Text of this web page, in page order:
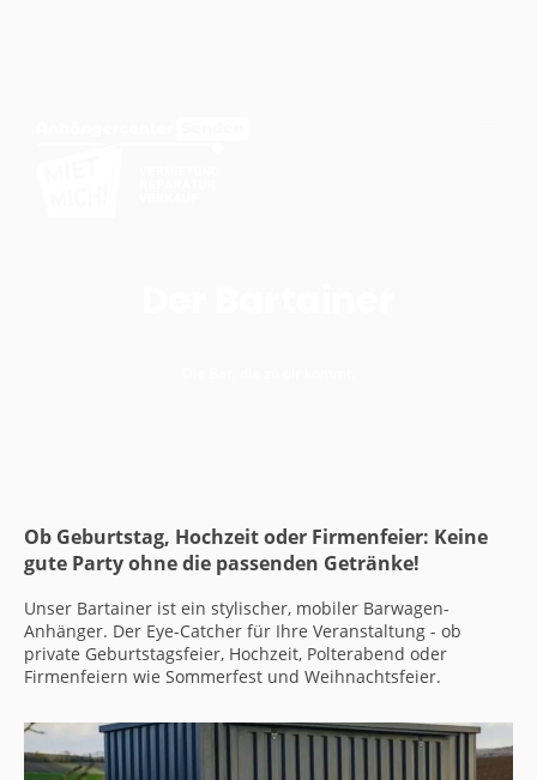
Ob Geburtstag, Hochzeit oder Firmenfeier: Keine
gute Party ohne die passenden Getränke!
Unser Bartainer ist ein stylischer, mobiler Barwagen-
Anhänger. Der Eye-Catcher für Ihre Veranstaltung - ob
private Geburtstagsfeier, Hochzeit, Polterabend oder
Firmenfeiern wie Sommerfest und Weihnachtsfeier.